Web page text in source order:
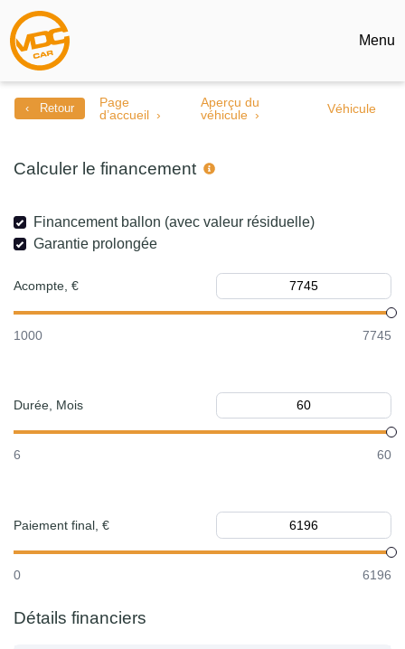
Menu
‹ Retour
Page
d’accueil
Aperçu du
véhicule
Véhicule
Calculer le financement
Financement ballon (avec valeur résiduelle)
Garantie prolongée
Acompte, €
1000 7745
Durée, Mois
6 60
Paiement final, €
0 6196
Détails financiers